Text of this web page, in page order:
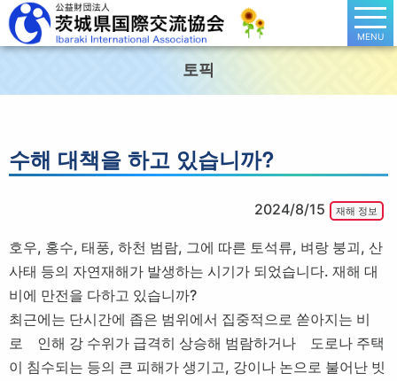
MENU
토픽
수해 대책을 하고 있습니까?
2024/8/15 재해 정보
호우, 홍수, 태풍, 하천 범람, 그에 따른 토석류, 벼랑 붕괴, 산
사태 등의 자연재해가 발생하는 시기가 되었습니다. 재해 대
비에 만전을 다하고 있습니까?
최근에는 단시간에 좁은 범위에서 집중적으로 쏟아지는 비
로 인해 강 수위가 급격히 상승해 범람하거나 도로나 주택
이 침수되는 등의 큰 피해가 생기고, 강이나 논으로 불어난 빗